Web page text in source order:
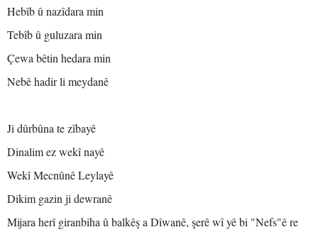
Hebîb û nazîdara min
Tebîb û guluzara min
Çewa bêtin hedara min
Nebê hadir li meydanê
Ji dûrbûna te zîbayê
Dinalim ez wekî nayê
Wekî Mecnûnê Leylayê
Dikim gazin ji dewranê
Mijara herî giranbiha û balkêş a Dîwanê, şerê wî yê bi "Nefs"ê re